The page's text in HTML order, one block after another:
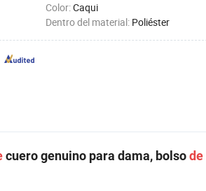
Color:Caqui
Dentro del material: Poliéster
cuero genuino para dama, bolsode